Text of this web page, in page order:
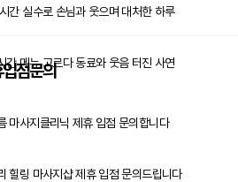
간 실수로 손님과 웃으며 대처한 하루
간 메뉴 고르다 동료와 웃음 터진 사연
점문의
마사지클리닉 제휴 입점 문의합니다
힐링 마사지샵 제휴 입점 문의드립니다